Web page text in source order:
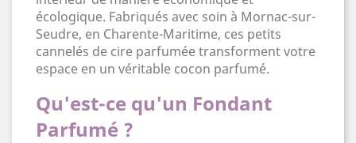
écologique. Fabriqués avec soin à Mornac-sur-
Seudre, en Charente-Maritime, ces petits
cannelés de cire parfumée transforment votre
espace en un véritable cocon parfumé.
Qu'est-ce qu'un Fondant
Parfumé ?